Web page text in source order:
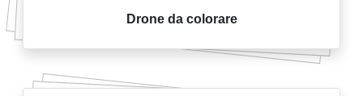
Drone da colorare